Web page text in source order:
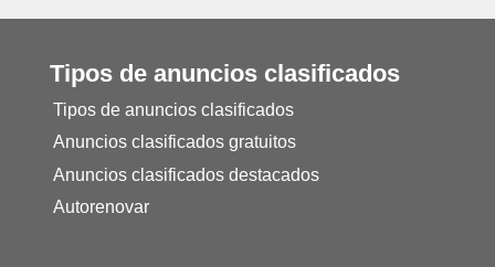
Tipos de anuncios clasificados
Tipos de anuncios clasificados
Anuncios clasificados gratuitos
Anuncios clasificados destacados
Autorenovar